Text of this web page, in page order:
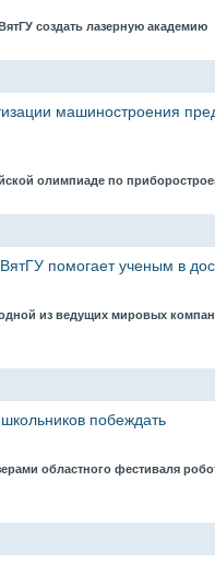
создать лазерную академию
машиностроения
олимпиаде по
помогает ученым в
из ведущих мировых
побеждать
областного фестиваля